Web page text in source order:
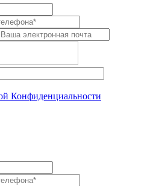
Конфиденциальности